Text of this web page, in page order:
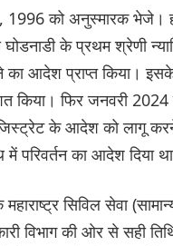
को अनुस्मारक भेजे।
के प्रथम श्रेणी
आदेश प्राप्त किया।
किया। फिर जनवरी
के आदेश को लागू करने
परिवर्तन का आदेश दिया
सिविल सेवा
विभाग की ओर से सही